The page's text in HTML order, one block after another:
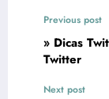
Previous post
» Dicas
Twitter
Next post